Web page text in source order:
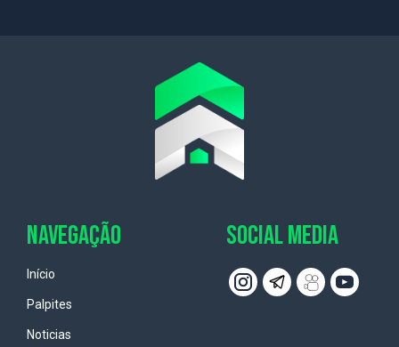
NAVEGAÇÃO
Início
Palpites
Noticias
SOCIAL MEDIA